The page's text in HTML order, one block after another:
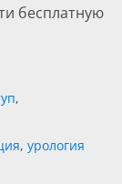
бесплатную
,
, урология